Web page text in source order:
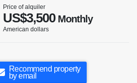
Price of alquiler
US$3,500Monthly
American dollars
Recommend property
by email